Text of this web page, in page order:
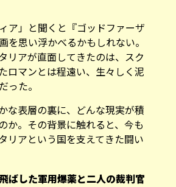
ア」と聞くと『ゴッドファーザ
を思い浮かべるかもしれない。
リアが直面してきたのは、スク
ロマンとは程遠い、生々しく泥
った。
な表層の裏に、どんな現実が積
か。その背景に触れると、今も
リアという国を支えてきた闘い
ばした軍用爆薬と二人の裁判官